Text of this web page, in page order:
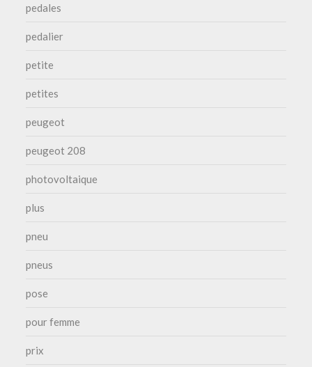
pedales
pedalier
petite
petites
peugeot
peugeot 208
photovoltaique
plus
pneu
pneus
pose
pour femme
prix